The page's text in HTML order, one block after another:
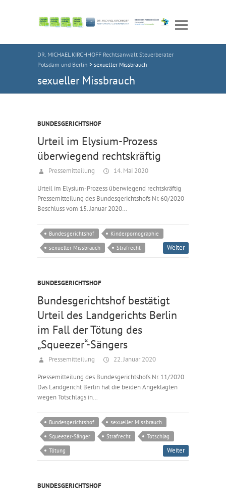
DR. MICHAEL KIRCHHOFF Rechtsanwalt Steuerberater
Potsdam und Berlin > sexueller Missbrauch
sexueller Missbrauch
BUNDESGERICHTSHOF
Urteil im Elysium-Prozess
überwiegend rechtskräftig
Pressemitteilung 14. Mai 2020
Urteil im Elysium-Prozess überwiegend rechtskräftig
Pressemitteilung des Bundesgerichtshofs Nr. 60/2020
Beschluss vom 15. Januar 2020…
Bundesgerichtshof
Kinderpornographie
sexueller Missbrauch
Strafrecht Weiter
BUNDESGERICHTSHOF
Bundesgerichtshof bestätigt
Urteil des Landgerichts Berlin
im Fall der Tötung des
„Squeezer“-Sängers
Pressemitteilung 22. Januar 2020
Pressemitteilung des Bundesgerichtshofs Nr. 11/2020
Das Landgericht Berlin hat die beiden Angeklagten
wegen Totschlags in…
Bundesgerichtshof
sexueller Missbrauch
Squeezer-Sänger
Strafrecht
Totschlag
Tötung
Weiter
BUNDESGERICHTSHOF